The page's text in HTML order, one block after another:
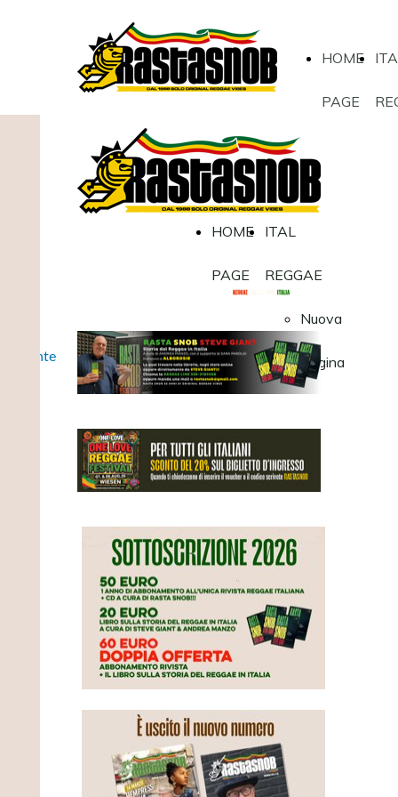
HOME
PAGE
HOME
PAGE
ITAL
REGGAE
Nuova
Pagina
Pulsante